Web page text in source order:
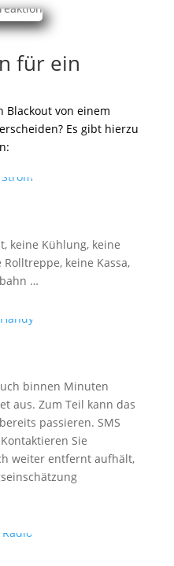
für ein
Blackout von einem
Es gibt hierzu
keine Kühlung, keine
keine Kassa,
…
binnen Minuten
aus. Zum Teil kann das
passieren. SMS
Sie
weiter entfernt aufhält,